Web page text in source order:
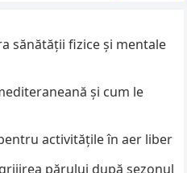
sănătății fizice și mentale
și cum le
activitățile în aer liber
părului după sezonul